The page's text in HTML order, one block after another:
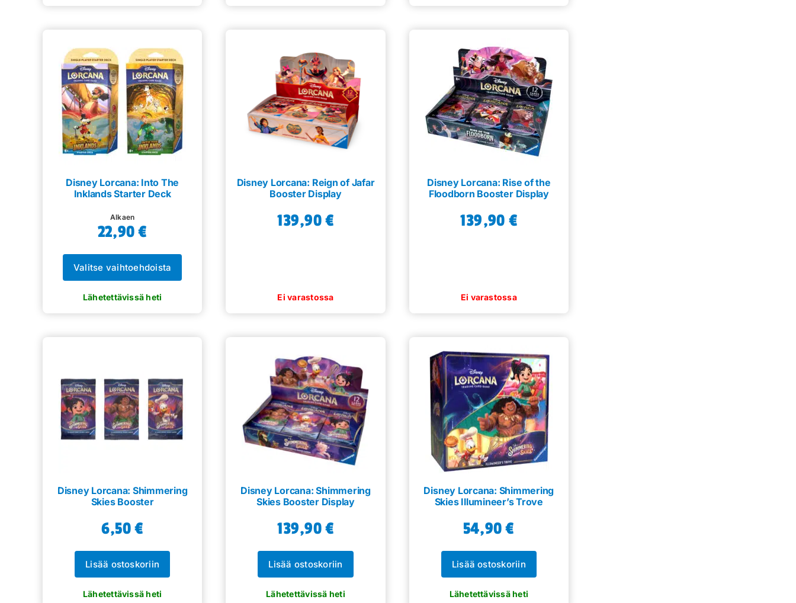
Disney Lorcana: Into The
Inklands Starter Deck
Alkaen
22,90€
Valitse vaihtoehdoista
tuotteella
useampi
tehdä
valinnat
tuotteen
sivulla.
Disney Lorcana: Reign of Jafar
Booster Display
139,90€
Disney Lorcana: Rise of the
Floodborn Booster Display
139,90 €
Disney Lorcana: Shimmering
Skies Booster
6,50€
Lisää ostoskoriin
Disney Lorcana: Shimmering
Skies Booster Display
139,90€
Lisää ostoskoriin
Disney Lorcana: Shimmering
Skies Illumineer’s Trove
54,90€
Lisää ostoskoriin